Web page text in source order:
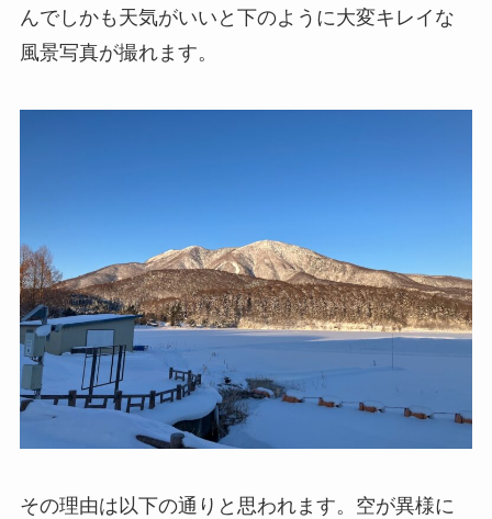
んでしかも天気がいいと下のように大変キレイな
風景写真が撮れます。
その理由は以下の通りと思われます。空が異様に